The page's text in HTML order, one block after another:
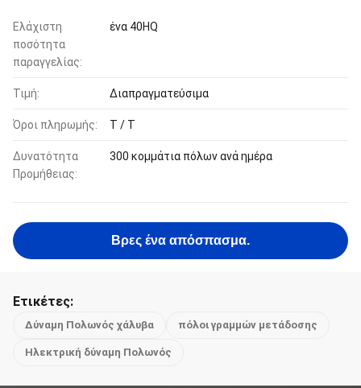
Ελάχιστη
ποσότητα
παραγγελίας:
ένα 40HQ
Τιμή: Διαπραγματεύσιμα
Όροι πληρωμής: T / T
Δυνατότητα
Προμήθειας:
300 κομμάτια πόλων ανά ημέρα
Βρες ένα απόσπασμα.
Ετικέτες:
Δύναμη Πολωνός χάλυβα πόλοι γραμμών μετάδοσης
Ηλεκτρική δύναμη Πολωνός